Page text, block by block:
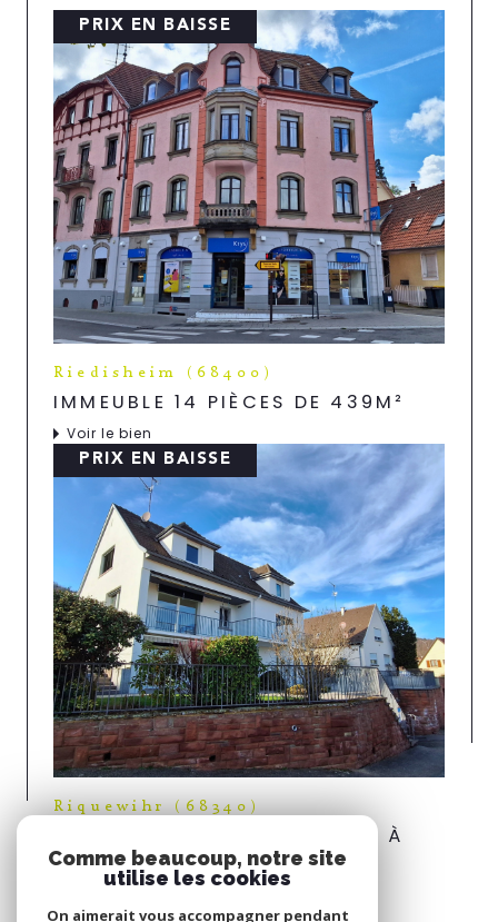
PRIX EN BAISSE
Riedisheim (68400)
IMMEUBLE 14 PIÈCES DE 439M²
Voir le bien
PRIX EN BAISSE
Riquewihr (68340)
MAISON 11 PIÈCES DE 246M2 À
RIQUEWIHR
Comme beaucoup, notre site
utilise les cookies
On aimerait vous accompagner pendant